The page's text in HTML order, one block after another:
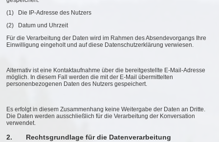
(1) Die IP-Adresse des Nutzers
(2) Datum und Uhrzeit
Für die Verarbeitung der Daten wird im Rahmen des Absendevorgangs Ihre
Einwilligung eingeholt und auf diese Datenschutzerklärung verwiesen.
Alternativ ist eine Kontaktaufnahme über die bereitgestellte E-Mail-Adresse
möglich. In diesem Fall werden die mit der E-Mail übermittelten
personenbezogenen Daten des Nutzers gespeichert.
Es erfolgt in diesem Zusammenhang keine Weitergabe der Daten an Dritte.
Die Daten werden ausschließlich für die Verarbeitung der Konversation
verwendet.
2. Rechtsgrundlage für die Datenverarbeitung